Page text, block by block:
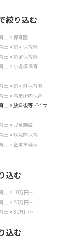
絞り込む
士 × 保育園
士 × 認可保育園
士 × 認定保育園
士 × 小規模保育
士 × 認可外保育園
士 × 事業所内保育
士 × 放課後等デイサ
士 × 児童施設
士 × 病院内保育
士 × 企業主導型
込む
士 × 18万円〜
士 × 25万円〜
士 × 30万円〜
込む